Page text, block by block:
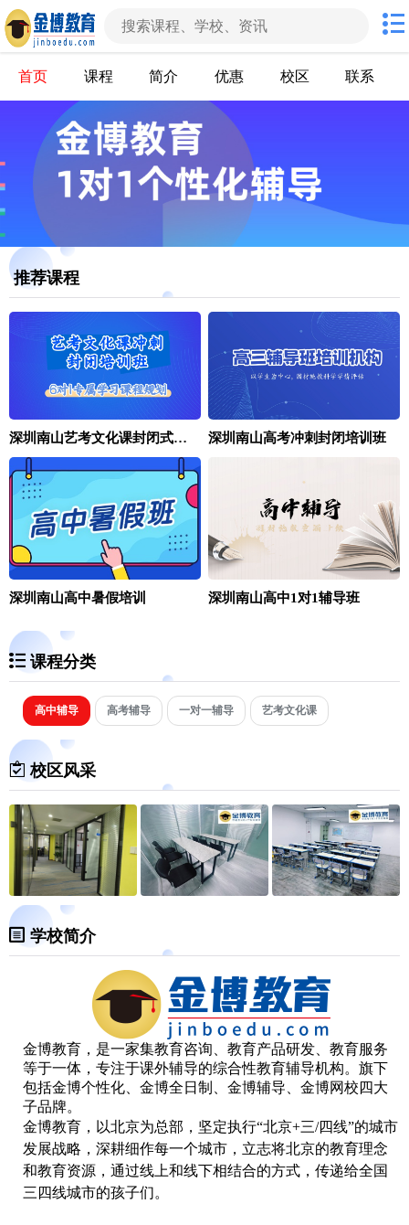
首页 课程 简介 优惠 校区 联系
推荐课程
深圳南山艺考文化课封闭式冲刺班 深圳南山高考冲刺封闭培训班
深圳南山高中暑假培训 深圳南山高中1对1辅导班
课程分类
高中辅导 高考辅导 一对一辅导 艺考文化课
校区风采
学校简介
金博教育，是一家集教育咨询、教育产品研发、教育服务
等于一体，专注于课外辅导的综合性教育辅导机构。旗下
包括金博个性化、金博全日制、金博辅导、金博网校四大
子品牌。
金博教育，以北京为总部，坚定执行“北京+三/四线”的城市
发展战略，深耕细作每一个城市，立志将北京的教育理念
和教育资源，通过线上和线下相结合的方式，传递给全国
三四线城市的孩子们。